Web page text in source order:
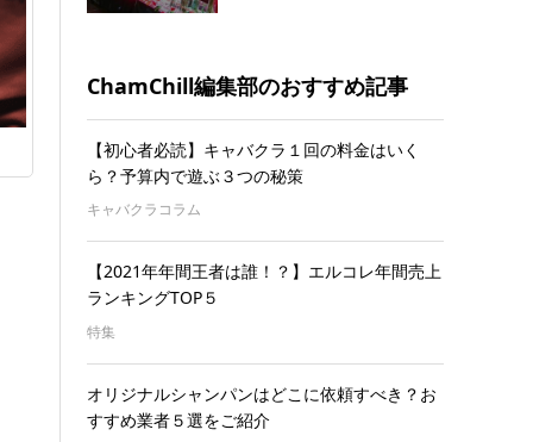
ChamChill編集部のおすすめ記事
【初心者必読】キャバクラ１回の料金はいく
ら？予算内で遊ぶ３つの秘策
キャバクラコラム
【2021年年間王者は誰！？】エルコレ年間売上
ランキングTOP５
特集
オリジナルシャンパンはどこに依頼すべき？お
すすめ業者５選をご紹介